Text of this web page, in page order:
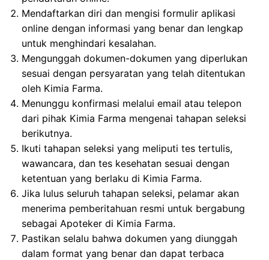
Mendaftarkan diri dan mengisi formulir aplikasi
online dengan informasi yang benar dan lengkap
untuk menghindari kesalahan.
Mengunggah dokumen-dokumen yang diperlukan
sesuai dengan persyaratan yang telah ditentukan
oleh Kimia Farma.
Menunggu konfirmasi melalui email atau telepon
dari pihak Kimia Farma mengenai tahapan seleksi
berikutnya.
Ikuti tahapan seleksi yang meliputi tes tertulis,
wawancara, dan tes kesehatan sesuai dengan
ketentuan yang berlaku di Kimia Farma.
Jika lulus seluruh tahapan seleksi, pelamar akan
menerima pemberitahuan resmi untuk bergabung
sebagai Apoteker di Kimia Farma.
Pastikan selalu bahwa dokumen yang diunggah
dalam format yang benar dan dapat terbaca